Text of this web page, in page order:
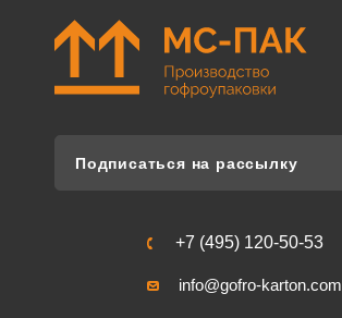
Подписаться на рассылку
+7 (495) 120-50-53
info@gofro-karton.com